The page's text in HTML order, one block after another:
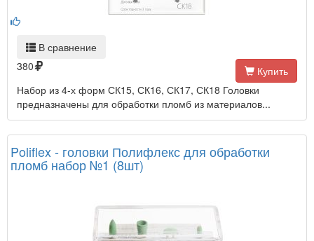
В сравнение
380
Купить
Набор из 4-х форм СК15, СК16, СК17, СК18 Головки
предназначены для обработки пломб из материалов...
Poliflex - головки Полифлекс для обработки
пломб набор №1 (8шт)